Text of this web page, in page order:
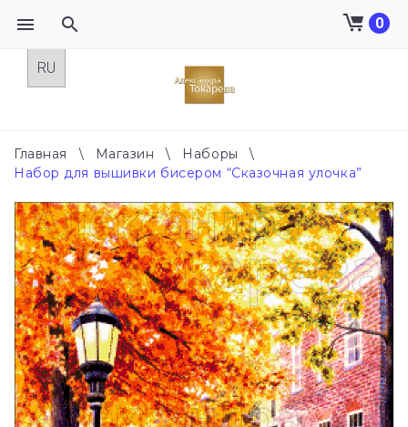
0
Главная \ Магазин \ Наборы
\
Набор для вышивки бисером “Сказочная улочка”